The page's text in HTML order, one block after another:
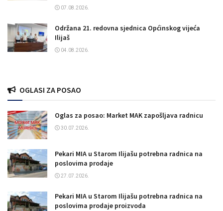
07.08.2026.
Održana 21. redovna sjednica Općinskog vijeća
Ilijaš
04.08.2026.
OGLASI ZA POSAO
Oglas za posao: Market MAK zapošljava radnicu
30.07.2026.
Pekari MIA u Starom Ilijašu potrebna radnica na
poslovima prodaje
27.07.2026.
Pekari MIA u Starom Ilijašu potrebna radnica na
poslovima prodaje proizvoda